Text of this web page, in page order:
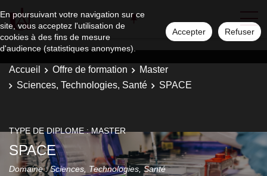
En poursuivant votre navigation sur ce
site, vous acceptez l'utilisation de
cookies à des fins de mesure
d'audience (statistiques anonymes).
Accepter Refuser
Accueil Offre de formation
Master
Sciences, Technologies, Santé
SPACE
TYPE DE DIPLOME : MASTER
SPACE
Domaine : Sciences, Technologies, Santé